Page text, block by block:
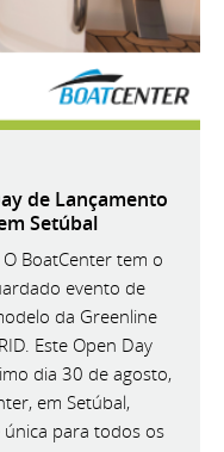
de Lançamento
Setúbal
BoatCenter tem o
evento de
da Greenline
Este Open Day
dia 30 de agosto,
em Setúbal,
para todos os